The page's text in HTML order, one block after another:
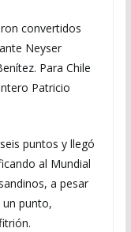
convertidos
Neyser
Para Chile
Patricio
puntos y llegó
al Mundial
a pesar
punto,